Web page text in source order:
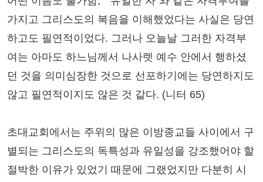
가지고 그리스도의 복음을 이해했었다는 사실은 당연
하고도 필연적이었다. 그러나 오늘날 그러한 자격부
여는 아마도 하느님께서 나사렛 예수 안에서 행하셨
던 것을 의미심장한 것으로 선포하기에는 당연하지도
않고 필연적이지도 않은 것 같다. (니터 65)
초대교회에서는 주위의 많은 이방종교들 사이에서 구
별되는 그리스도의 독특성과 유일성을 강조했어야 할
절박한 이유가 있었기 때문에 그랬었지만 다분히 시